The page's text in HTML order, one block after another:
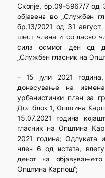
Скопје, бр.09-5967/7 од
објавена во „Службен
бр.13/2021 од 31
шест члена и согласно
сила осмиот ден од
„Службен гласник на
– 15 јули 2021
донесување на
урбанистички план за
Дол блок 1, Општина
15.07.2021 година
гласник на Општина
2021 година; Одлуката
член 6 од истата,
денот на
Општина Карпош“;